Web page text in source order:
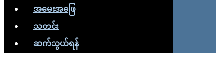
အမေးအဖြေ
သတင်း
ဆက်သွယ်ရန်